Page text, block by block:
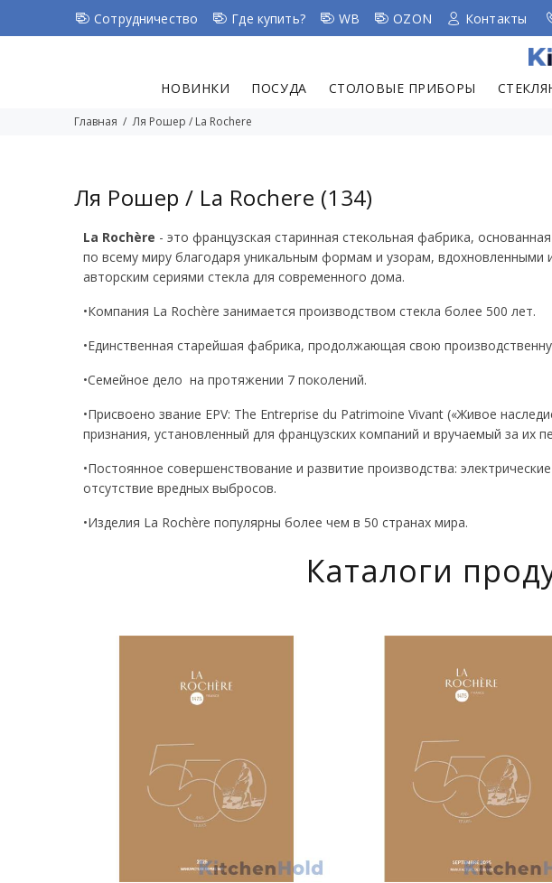
Сотрудничество Где купить? WB OZON Контакты
НОВИНКИ ПОСУДА СТОЛОВЫЕ ПРИБОРЫ
Главная Ля Рошер / La Rochere
Ля Рошер / La Rochere (134)
La Rochère - это французская старинная стекольная фабрика,
по всему миру благодаря уникальным формам и узорам, вдохновленными
авторским сериями стекла для современного дома.
•Компания La Rochère занимается производством стекла более 500 лет.
•Единственная старейшая фабрика, продолжающая свою
•Семейное дело на протяжении 7 поколений.
•Присвоено звание EPV: The Entreprise du Patrimoine Vivant («Живое
признания, установленный для французских компаний и вручаемый за их
•Постоянное совершенствование и развитие производства:
отсутствие вредных выбросов.
•Изделия La Rochère популярны более чем в 50 странах мира.
Каталоги